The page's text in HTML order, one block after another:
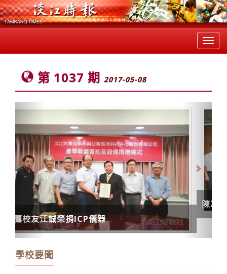
第 1037 期 2017-05-08
陳冲與130專家學者 聚焦核心競爭力
Previous Next
學校要聞